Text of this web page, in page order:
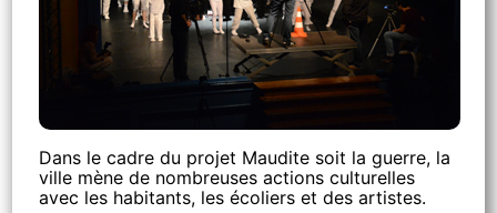
Dans le cadre du projet Maudite soit la guerre, la
ville mène de nombreuses actions culturelles
avec les habitants, les écoliers et des artistes.